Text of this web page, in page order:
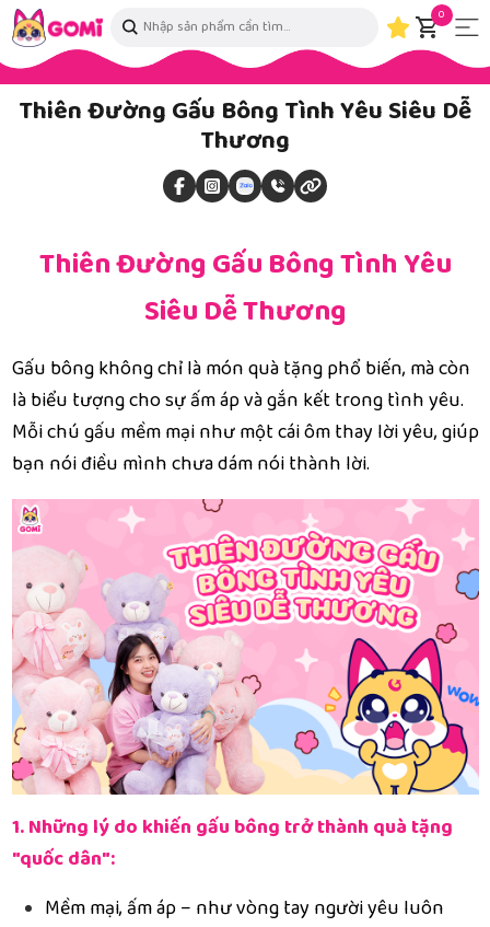
0
Thiên Đường Gấu Bông Tình Yêu Siêu Dễ
Thương
Thiên Đường Gấu Bông Tình Yêu
Siêu Dễ Thương
Gấu bông không chỉ là món quà tặng phổ biến, mà còn
là biểu tượng cho sự ấm áp và gắn kết trong tình yêu.
Mỗi chú gấu mềm mại như một cái ôm thay lời yêu, giúp
bạn nói điều mình chưa dám nói thành lời.
1. Những lý do khiến gấu bông trở thành quà tặng
"quốc dân":
Mềm mại, ấm áp – như vòng tay người yêu luôn